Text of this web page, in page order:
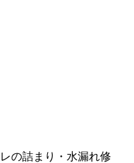
の詰まり・水漏れ修